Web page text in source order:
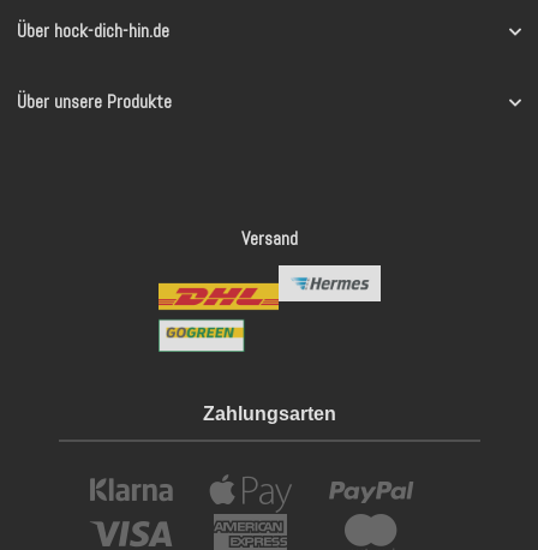
Über hock-dich-hin.de
Über unsere Produkte
Versand
Zahlungsarten